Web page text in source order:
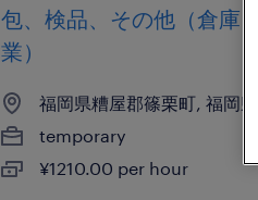
包、検品、その他（倉庫
業）
福岡県糟屋郡篠栗町, 福岡県
temporary
¥1210.00 per hour